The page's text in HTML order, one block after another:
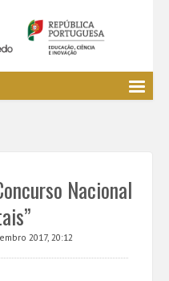
Nacional
2017, 20:12